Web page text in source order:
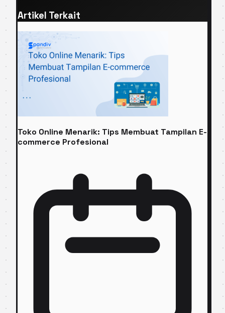
Artikel Terkait
Toko Online Menarik: Tips Membuat Tampilan E-
commerce Profesional